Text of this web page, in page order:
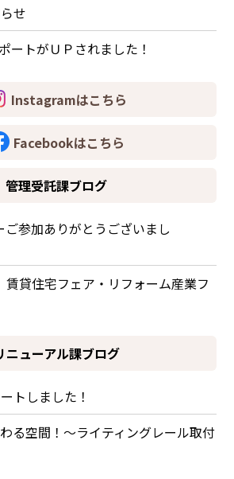
せ
ートがＵＰされました！
Instagramはこちら
Facebookはこちら
管理受託課ブログ
ご参加ありがとうございまし
貸住宅フェア・リフォーム産業フ
ニューアル課ブログ
トしました！
る空間！～ライティングレール取付